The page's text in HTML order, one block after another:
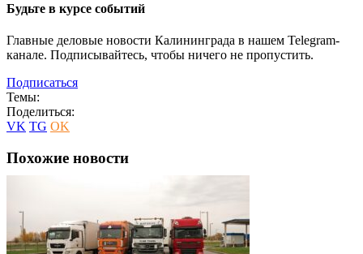
Будьте в курсе событий
Главные деловые новости Калининграда в нашем Telegram-
канале. Подписывайтесь, чтобы ничего не пропустить.
Подписаться
Темы:
Поделиться:
VK TG OK
Похожие новости